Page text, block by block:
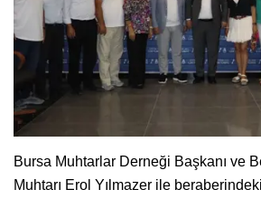
Bursa Muhtarlar Derneği Başkanı ve
Muhtarı Erol Yılmazer ile